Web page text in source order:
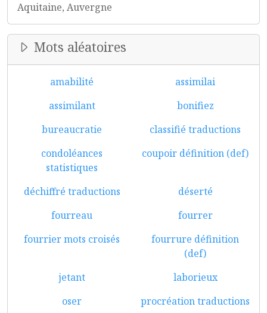
Aquitaine, Auvergne
Mots aléatoires
amabilité
assimilai
assimilant
bonifiez
bureaucratie
classifié traductions
condoléances
statistiques
coupoir définition (def)
déchiffré traductions
déserté
fourreau
fourrer
fourrier mots croisés
fourrure définition
(def)
jetant
laborieux
oser
procréation traductions